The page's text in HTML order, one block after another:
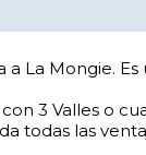
La Mongie.
3 Valles o
todas las